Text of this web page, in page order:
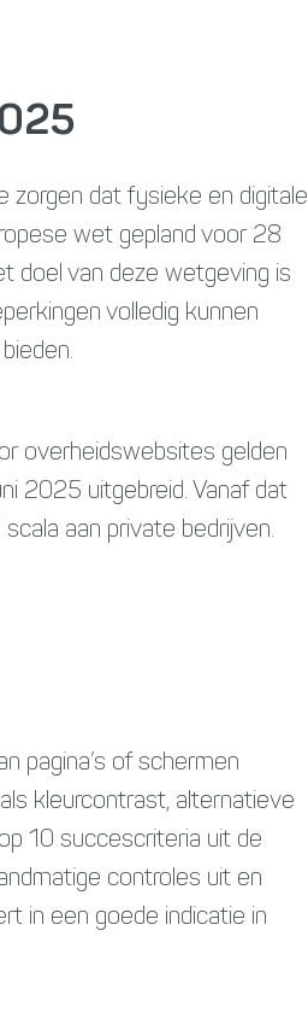
zorgen dat fysieke en digitale
wet gepland voor 28
doel van deze wetgeving is
volledig kunnen
overheidswebsites gelden
2025 uitgebreid. Vanaf dat
aan private bedrijven.
pagina’s of schermen
kleurcontrast, alternatieve
10 succescriteria uit de
controles uit en
in een goede indicatie in